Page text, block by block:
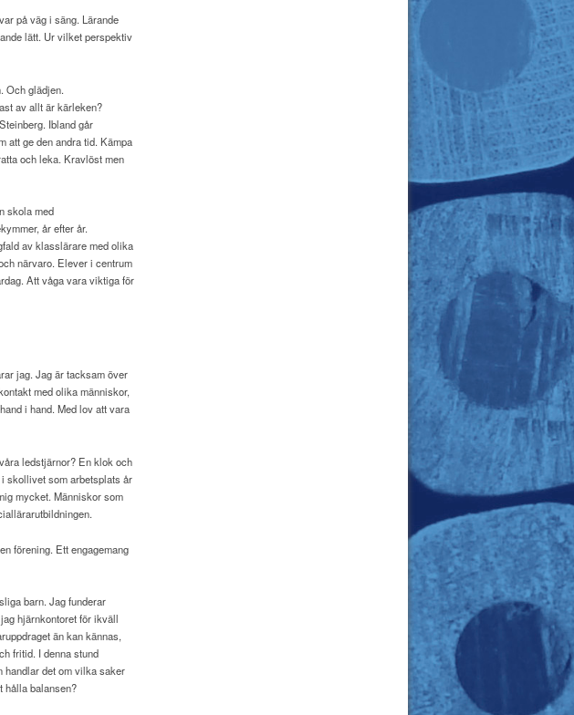
på väg i säng. Lärande
lätt. Ur vilket perspektiv
Och glädjen.
av allt är kärleken?
Ibland går
att ge den andra tid. Kämpa
och leka. Kravlöst men
skola med
år efter år.
av klasslärare med olika
närvaro. Elever i centrum
Att våga vara viktiga för
jag. Jag är tacksam över
med olika människor,
i hand. Med lov att vara
ledstjärnor? En klok och
skollivet som arbetsplats år
mycket. Människor som
förening. Ett engagemang
barn. Jag funderar
hjärnkontoret för ikväll
än kan kännas,
fritid. I denna stund
handlar det om vilka saker
hålla balansen?